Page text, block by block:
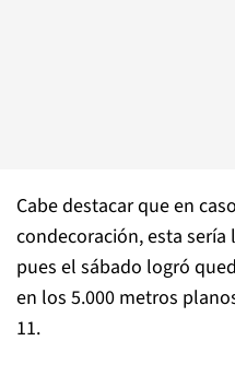
Cabe destacar que en
condecoración, esta
pues el sábado logró
en los 5.000 metros
11.